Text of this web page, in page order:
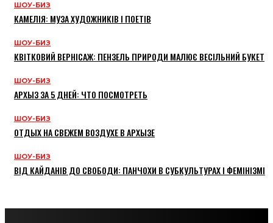
ШОУ-БИЗ
КАМЕЛІЯ: МУЗА ХУДОЖНИКІВ І ПОЕТІВ
ШОУ-БИЗ
КВІТКОВИЙ ВЕРНІСАЖ: ПЕНЗЕЛЬ ПРИРОДИ МАЛЮЄ ВЕСІЛЬНИЙ БУКЕТ
ШОУ-БИЗ
АРХЫЗ ЗА 5 ДНЕЙ: ЧТО ПОСМОТРЕТЬ
ШОУ-БИЗ
ОТДЫХ НА СВЕЖЕМ ВОЗДУХЕ В АРХЫЗЕ
ШОУ-БИЗ
ВІД КАЙДАНІВ ДО СВОБОДИ: ПАНЧОХИ В СУБКУЛЬТУРАХ І ФЕМІНІЗМІ